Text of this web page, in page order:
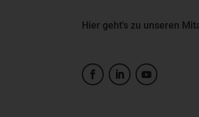
Hier geht's zu unseren